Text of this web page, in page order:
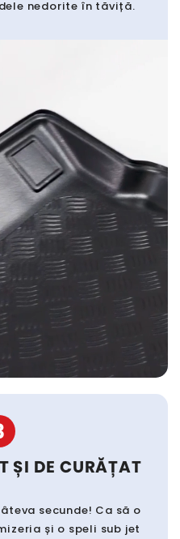
nedorite în tăviță.
ȘI DE CURĂȚAT
secunde! Ca să o
și o speli sub jet